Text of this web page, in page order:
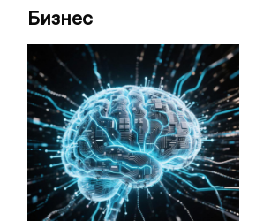
Бизнес